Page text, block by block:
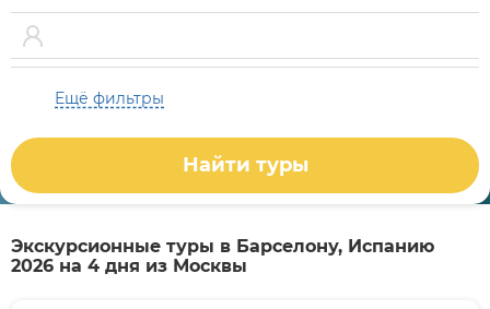
Ещё фильтры
Найти туры
Экскурсионные туры в Барселону, Испанию
2026 на 4 дня из Москвы